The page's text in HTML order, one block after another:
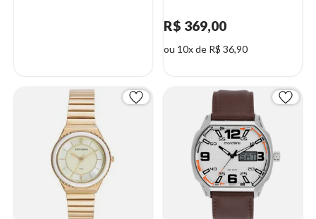
R$ 369,00
ou 10x de R$ 36,90